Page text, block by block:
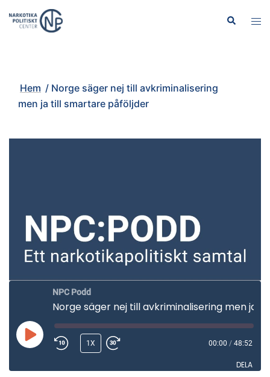
Sök
Slå
Hem / Norge säger nej till avkriminalisering
men ja till smartare påföljder
NPC Podd
SPELA
AVSNITT
1X 00:00 / 48:52
DELA